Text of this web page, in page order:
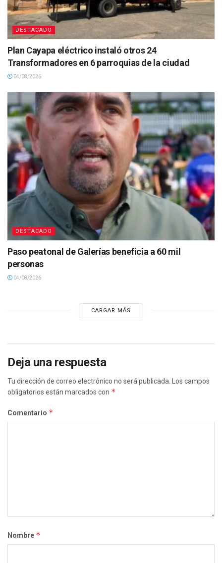
DESTACADO
Plan Cayapa eléctrico instaló otros 24
Transformadores en 6 parroquias de la ciudad
04/08/2026
DESTACADO
Paso peatonal de Galerías beneficia a 60 mil
personas
04/08/2026
CARGAR MÁS
Deja una respuesta
Tu dirección de correo electrónico no será publicada.
Los campos
obligatorios están marcados con *
Comentario *
Nombre *